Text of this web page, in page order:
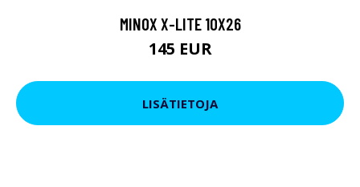
MINOX X-LITE 10X26
145 EUR
LISÄTIETOJA